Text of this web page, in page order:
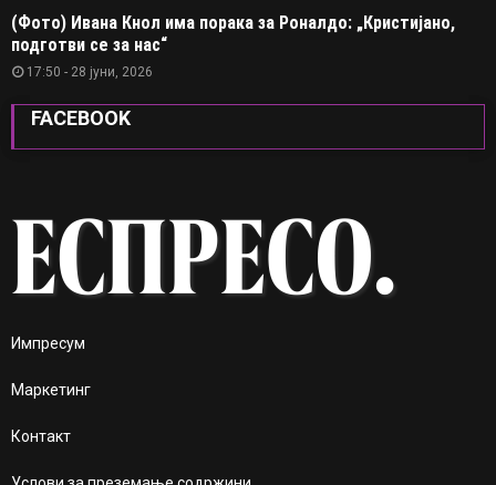
(Фото) Ивана Кнол има порака за Роналдо: „Кристијано,
подготви се за нас“
17:50 - 28 јуни, 2026
FACEBOOK
Импресум
Маркетинг
Контакт